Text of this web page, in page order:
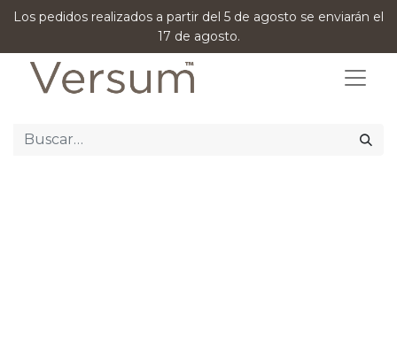
Los pedidos realizados a partir del 5 de agosto se enviarán el
17 de agosto.